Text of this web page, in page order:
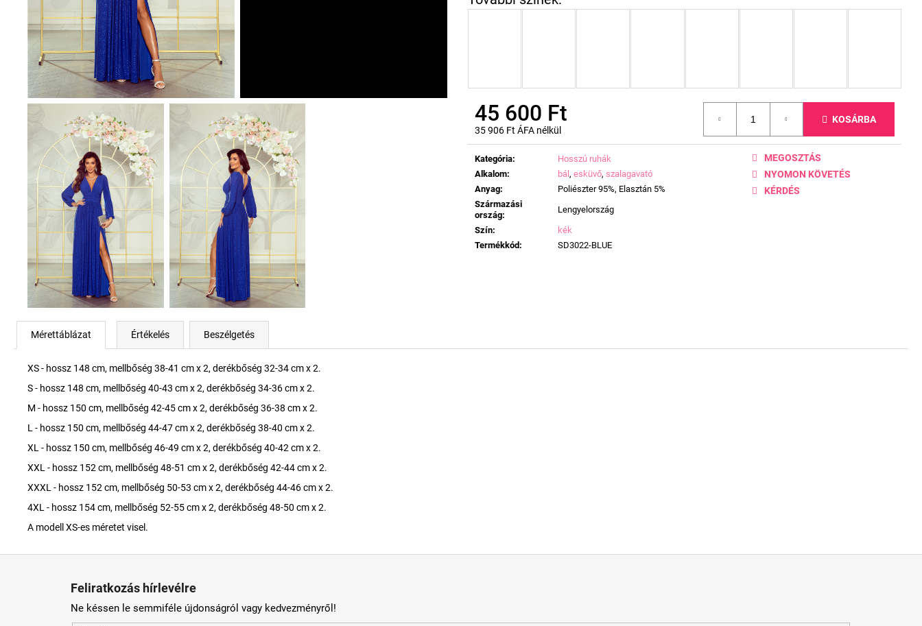
45 600 Ft
35 906 Ft ÁFA nélkül
Egységár:
KOSÁRBA
Kategória:
Hosszú ruhák
Alkalom: bál, esküvő, szalagavató
Anyag:
Poliészter 95%, Elasztán 5%
Származási
ország:
Lengyelország
Szín:
kék
Termékkód: SD3022-BLUE
KÉRDÉS
NYOMON KÖVETÉS
MEGOSZTÁS
Mérettáblázat Értékelés Beszélgetés
XS - hossz 148 cm, mellbőség 38-41 cm x 2, derékbőség 32-34 cm x 2.
S - hossz 148 cm, mellbőség 40-43 cm x 2, derékbőség 34-36 cm x 2.
M - hossz 150 cm, mellbőség 42-45 cm x 2, derékbőség 36-38 cm x 2.
L - hossz 150 cm, mellbőség 44-47 cm x 2, derékbőség 38-40 cm x 2.
XL - hossz 150 cm, mellbőség 46-49 cm x 2, derékbőség 40-42 cm x 2.
XXL - hossz 152 cm, mellbőség 48-51 cm x 2, derékbőség 42-44 cm x 2.
XXXL - hossz 152 cm, mellbőség 50-53 cm x 2, derékbőség 44-46 cm x 2.
4XL - hossz 154 cm, mellbőség 52-55 cm x 2, derékbőség 48-50 cm x 2.
A modell XS-es méretet visel.
Feliratkozás hírlevélre
Ne késsen le semmiféle újdonságról vagy kedvezményről!